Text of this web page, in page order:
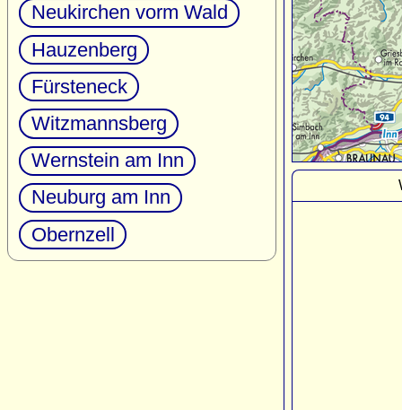
Neukirchen vorm Wald
Hauzenberg
Fürsteneck
Witzmannsberg
Wernstein am Inn
Neuburg am Inn
Obernzell